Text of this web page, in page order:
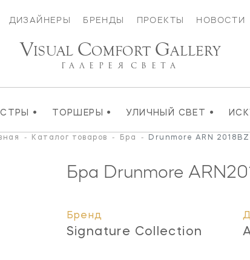
ДИЗАЙНЕРЫ БРЕНДЫ ПРОЕКТЫ НОВОСТИ
• ТОРШЕРЫ • УЛИЧНЫЙ СВЕТ •
VISUAL COMFORT GALLERY
ГАЛЕРЕЯ СВЕТА
- Каталог товаров - Бра - Drunmore ARN
Бра Drunmore
Бренд
Signature Collection